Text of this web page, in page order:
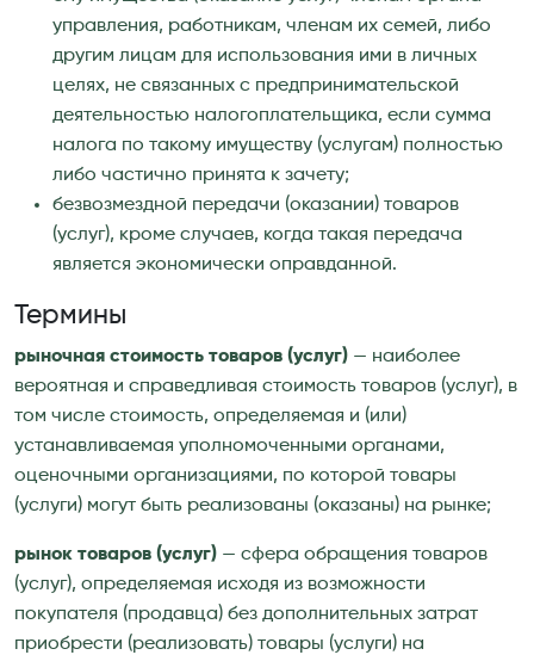
управления, работникам, членам их семей, либо
другим лицам для использования ими в личных
целях, не связанных с предпринимательской
деятельностью налогоплательщика, если сумма
налога по такому имуществу (услугам) полностью
либо частично принята к зачету;
безвозмездной передачи (оказании) товаров
(услуг), кроме случаев, когда такая передача
является экономически оправданной.
Термины
рыночная стоимость товаров (услуг) — наиболее
вероятная и справедливая стоимость товаров (услуг), в
том числе стоимость, определяемая и (или)
устанавливаемая уполномоченными органами,
оценочными организациями, по которой товары
(услуги) могут быть реализованы (оказаны) на рынке;
рынок товаров (услуг) — сфера обращения товаров
(услуг), определяемая исходя из возможности
покупателя (продавца) без дополнительных затрат
приобрести (реализовать) товары (услуги) на